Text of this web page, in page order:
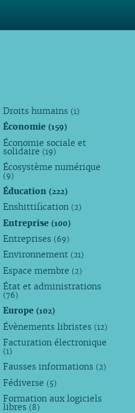
Droits humains (1)
Économie(159)
Économie sociale et
solidaire (19)
Écosystème numérique
(9)
Éducation(222)
Enshittification (2)
Entreprise(100)
Entreprises (69)
Environnement (21)
Espace membre (2)
État et administrations
(76)
Europe(102)
Évènements libristes (12)
Facturation électronique
(1)
Fausses informations (2)
Fédiverse (5)
Formation aux logiciels
libres (8)